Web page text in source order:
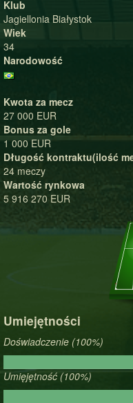
Klub
Jagiellonia Białystok
Wiek
34
Narodowość
Kwota za mecz
27 000 EUR
Bonus za gole
1 000 EUR
Długość kontraktu(ilość
24 meczy
Wartość rynkowa
5 916 270 EUR
Umiejętności
Doświadczenie (100%)
Umięjętność (100%)